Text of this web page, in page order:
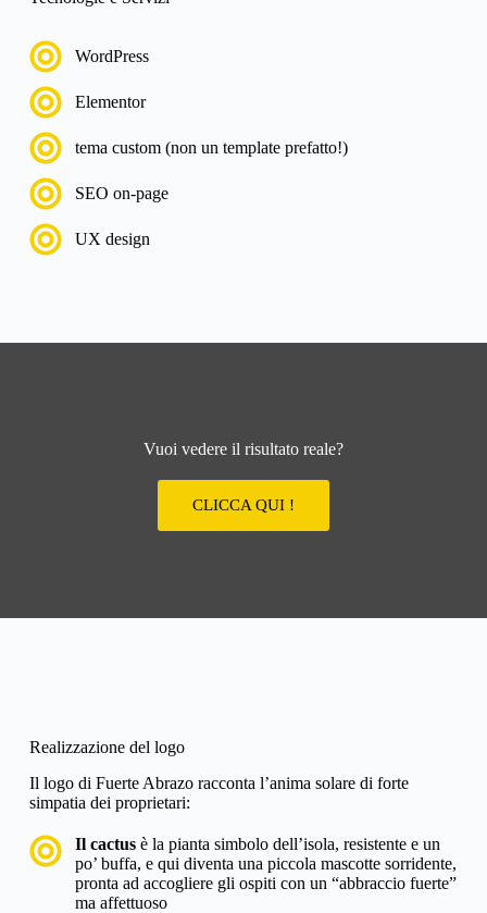
WordPress
Elementor
tema custom (non un template prefatto!)
SEO on-page
UX design
Vuoi vedere il risultato reale?
CLICCA QUI !
Realizzazione del logo
Il logo di Fuerte Abrazo racconta l’anima solare di forte
simpatia dei proprietari:
Il cactus è la pianta simbolo dell’isola, resistente e un
po’ buffa, e qui diventa una piccola mascotte sorridente,
pronta ad accogliere gli ospiti con un “abbraccio fuerte”
ma affettuoso